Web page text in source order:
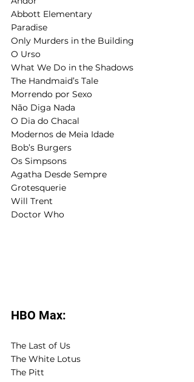
Abbott Elementary
Paradise
Only Murders in the Building
O Urso
What We Do in the Shadows
The Handmaid’s Tale
Morrendo por Sexo
Não Diga Nada
O Dia do Chacal
Modernos de Meia Idade
Bob’s Burgers
Os Simpsons
Agatha Desde Sempre
Grotesquerie
Will Trent
Doctor Who
HBO Max:
The Last of Us
The White Lotus
The Pitt